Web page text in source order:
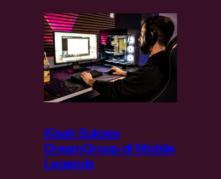
Kisah Sukses
DreamGroup di Mobile
Legends